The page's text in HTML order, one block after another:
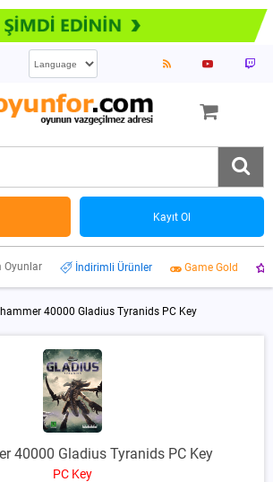
Kayıt Ol
Oyunlar İndirimli Ürünler Game Gold
40000 Gladius Tyranids PC Key
40000 Gladius Tyranids PC Key
PC Key